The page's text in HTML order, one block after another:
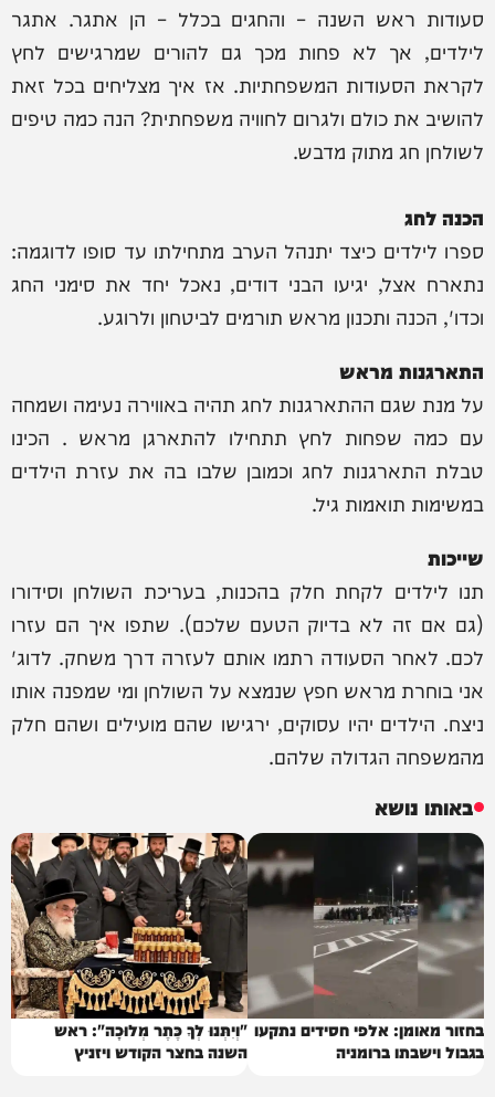
סעודות ראש השנה – והחגים בכלל – הן אתגר. אתגר
לילדים, אך לא פחות מכך גם להורים שמרגישים לחץ
לקראת הסעודות המשפחתיות. אז איך מצליחים בכל זאת
להושיב את כולם ולגרום לחוויה משפחתית? הנה כמה טיפים
לשולחן חג מתוק מדבש.
הכנה לחג
ספרו לילדים כיצד יתנהל הערב מתחילתו עד סופו לדוגמה:
נתארח אצל, יגיעו הבני דודים, נאכל יחד את סימני החג
וכדו', הכנה ותכנון מראש תורמים לביטחון ולרוגע.
התארגנות מראש
על מנת שגם ההתארגנות לחג תהיה באווירה נעימה ושמחה
עם כמה שפחות לחץ תתחילו להתארגן מראש . הכינו
טבלת התארגנות לחג וכמובן שלבו בה את עזרת הילדים
במשימות תואמות גיל.
שייכות
תנו לילדים לקחת חלק בהכנות, בעריכת השולחן וסידורו
(גם אם זה לא בדיוק הטעם שלכם). שתפו איך הם עזרו
לכם. לאחר הסעודה רתמו אותם לעזרה דרך משחק. לדוג'
אני בוחרת מראש חפץ שנמצא על השולחן ומי שמפנה אותו
ניצח. הילדים יהיו עסוקים, ירגישו שהם מועילים ושהם חלק
מהמשפחה הגדולה שלהם.
באותו נושא
בחזור מאומן: אלפי חסידים נתקעו
בגבול וישבתו ברומניה
"וְיִתְּנוּ לְךָ כֶּתֶר מְלוּכָה": ראש
השנה בחצר הקודש ויזניץ